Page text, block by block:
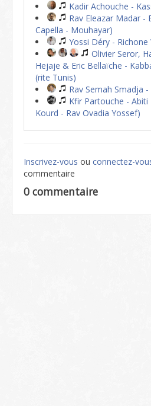
Kadir Achouche -
Rav Eleazar Madar -
Capella - Mouhayar)
Yossi Déry -
Olivier Seror,
Hejaje & Eric Bellaïche -
(rite Tunis)
Rav Semah Smadja
Kfir Partouche - Abiti
Kourd - Rav Ovadia Yossef)
Inscrivez-vous ou connectez-
commentaire
0 commentaire